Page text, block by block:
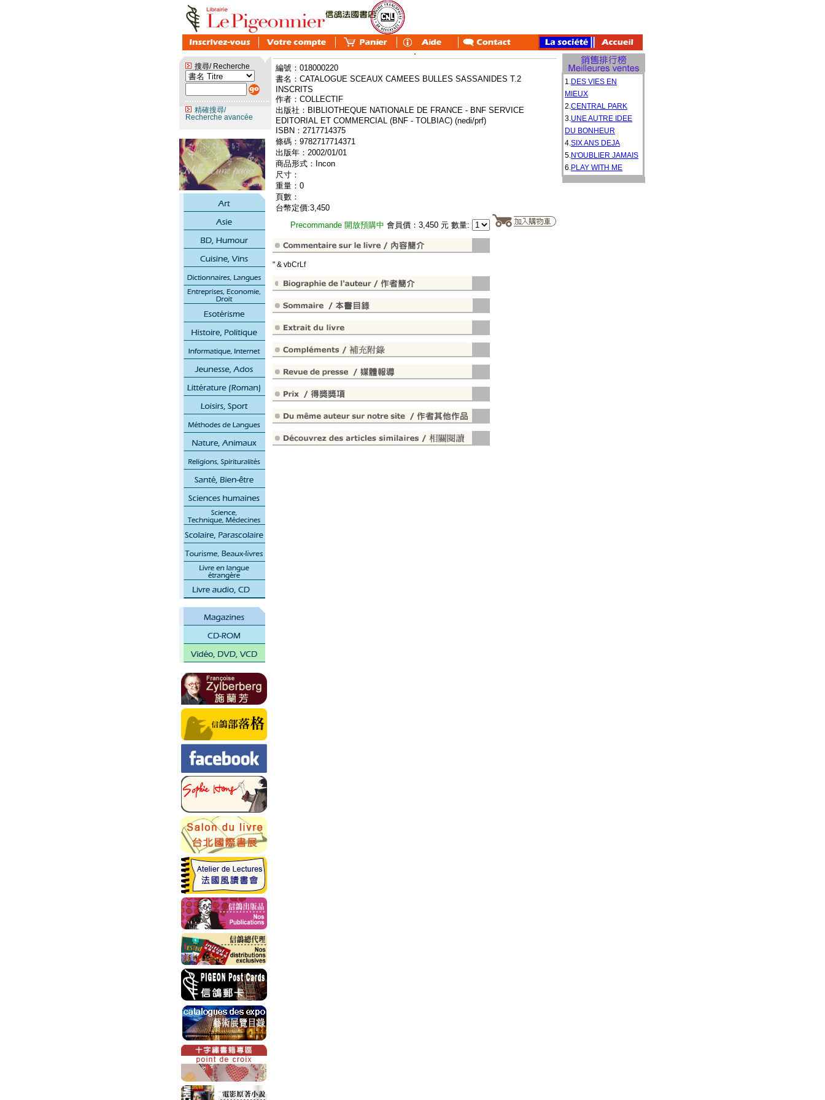
搜尋/ Recherche
精確搜尋/
Recherche avancée
編號：018000220
書名：CATALOGUE SCEAUX CAMEES BULLES SASSANIDES T.2
INSCRITS
作者：COLLECTIF
出版社：BIBLIOTHEQUE NATIONALE DE FRANCE - BNF SERVICE
EDITORIAL ET COMMERCIAL (BNF - TOLBIAC) (nedi/prf)
ISBN：2717714375
條碼：9782717714371
出版年：2002/01/01
商品形式：Incon
尺寸：
重量：0
頁數：
台幣定價:3,450
Precommande 開放預購中 會員價：3,450 元 數量:
" & vbCrLf
1.DES VIES EN
MIEUX
2.CENTRAL PARK
3.UNE AUTRE IDEE
DU BONHEUR
4.SIX ANS DEJA
5.N'OUBLIER JAMAIS
6.PLAY WITH ME